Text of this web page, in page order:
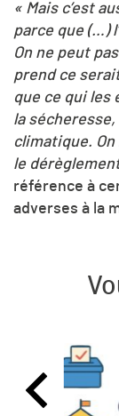
« Mais c’est
parce que (…)
On ne peut
prend ce
que ce qui les
la
climatique.
le
référence à
adverses à la